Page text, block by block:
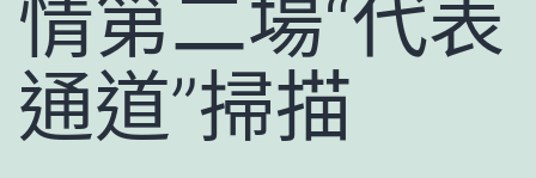
情第二場“代表
通道”掃描